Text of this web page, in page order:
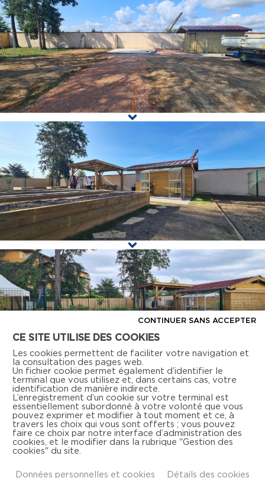
Jardin partagé La Roseraie – Le Coteau
Retrouvez-nous aussi sur les réseaux sociaux
CE SITE UTILISE DES COOKIES
Les cookies permettent de faciliter votre navigation et
la consultation des pages web.
Un fichier cookie permet également d’identifier le
terminal que vous utilisez et, dans certains cas, votre
identification de manière indirecte.
L’enregistrement d’un cookie sur votre terminal est
essentiellement subordonné à votre volonté que vous
pouvez exprimer et modifier à tout moment et ce, à
travers les choix qui vous sont offerts ; vous pouvez
faire ce choix par notre interface d’administration des
cookies, et le modifier dans la rubrique "Gestion des
cookies" du site.
Données personnelles et cookies Détails des cookies
CONTINUER SANS ACCEPTER